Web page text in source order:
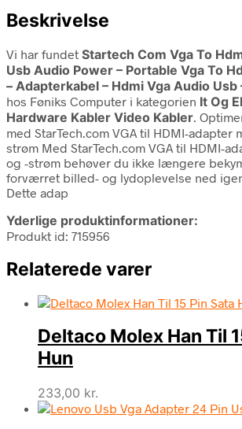
Beskrivelse
Vi har fundet Startech Com Vga To
Usb Audio Power – Portable Vga To
– Adapterkabel – Hdmi Vga Audio Usb
hos Føniks Computer i kategorien It Og
Hardware Kabler Video Kabler.
med StarTech.com VGA til HDMI-adapter
strøm Med StarTech.com VGA til HDMI-
og -strøm behøver du ikke længere
forværret billed- og lydoplevelse ned
Dette adap
Yderlige produktinformationer:
Produkt id: 715956
Relaterede varer
Deltaco Molex Han Til
Hun
233,00 kr.